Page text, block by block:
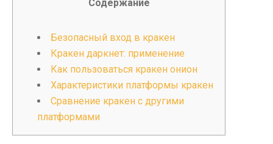
Содержание
Безопасный вход в кракен
Кракен даркнет: применение
Как пользоваться кракен онион
Характеристики платформы кракен
Сравнение кракен с другими
платформами